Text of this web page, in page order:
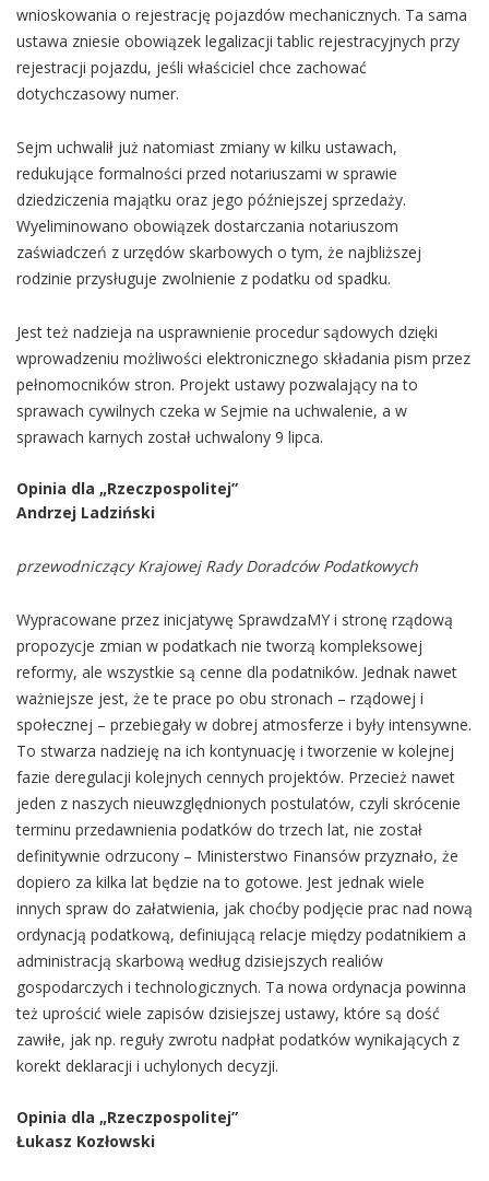
wnioskowania o rejestrację pojazdów mechanicznych. Ta sama
ustawa zniesie obowiązek legalizacji tablic rejestracyjnych przy
rejestracji pojazdu, jeśli właściciel chce zachować
dotychczasowy numer.
Sejm uchwalił już natomiast zmiany w kilku ustawach,
redukujące formalności przed notariuszami w sprawie
dziedziczenia majątku oraz jego późniejszej sprzedaży.
Wyeliminowano obowiązek dostarczania notariuszom
zaświadczeń z urzędów skarbowych o tym, że najbliższej
rodzinie przysługuje zwolnienie z podatku od spadku.
Jest też nadzieja na usprawnienie procedur sądowych dzięki
wprowadzeniu możliwości elektronicznego składania pism przez
pełnomocników stron. Projekt ustawy pozwalający na to
sprawach cywilnych czeka w Sejmie na uchwalenie, a w
sprawach karnych został uchwalony 9 lipca.
Opinia dla „Rzeczpospolitej”
Andrzej Ladziński
przewodniczący Krajowej Rady Doradców Podatkowych
Wypracowane przez inicjatywę SprawdzaMY i stronę rządową
propozycje zmian w podatkach nie tworzą kompleksowej
reformy, ale wszystkie są cenne dla podatników. Jednak nawet
ważniejsze jest, że te prace po obu stronach – rządowej i
społecznej – przebiegały w dobrej atmosferze i były intensywne.
To stwarza nadzieję na ich kontynuację i tworzenie w kolejnej
fazie deregulacji kolejnych cennych projektów. Przecież nawet
jeden z naszych nieuwzględnionych postulatów, czyli skrócenie
terminu przedawnienia podatków do trzech lat, nie został
definitywnie odrzucony – Ministerstwo Finansów przyznało, że
dopiero za kilka lat będzie na to gotowe. Jest jednak wiele
innych spraw do załatwienia, jak choćby podjęcie prac nad nową
ordynacją podatkową, definiującą relacje między podatnikiem a
administracją skarbową według dzisiejszych realiów
gospodarczych i technologicznych. Ta nowa ordynacja powinna
też uprościć wiele zapisów dzisiejszej ustawy, które są dość
zawiłe, jak np. reguły zwrotu nadpłat podatków wynikających z
korekt deklaracji i uchylonych decyzji.
Opinia dla „Rzeczpospolitej”
Łukasz Kozłowski